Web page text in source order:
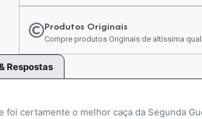
Produtos Originais
Compre produtos Originais de altíssima
Respostas
certamente o melhor caça da Segunda